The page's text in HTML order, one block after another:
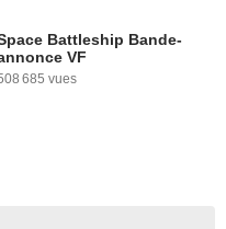
Battleship Bande-
VF
685 vues